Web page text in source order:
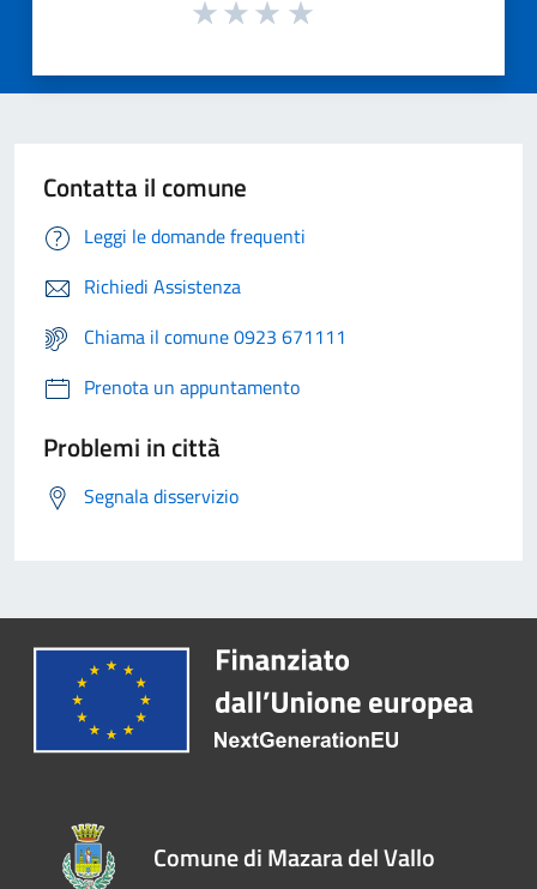
Contatta il comune
Leggi le domande frequenti
Richiedi Assistenza
Chiama il comune 0923 671111
Prenota un appuntamento
Problemi in città
Segnala disservizio
Comune di Mazara del Vallo